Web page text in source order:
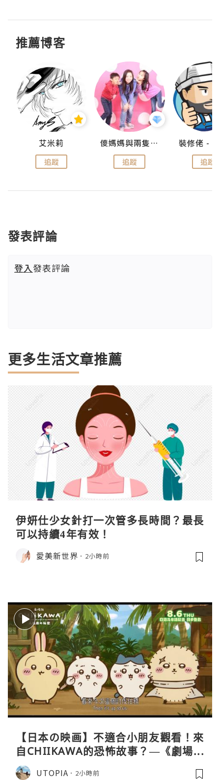
推薦博客
艾米莉
追蹤
儍媽媽與兩隻小魔怪之家
追蹤 追蹤
發表評論
登入發表評論
更多生活文章推薦
伊妍仕少女針打一次管多長時間？最長
可以持續4年有效！
愛美新世界 2小時前
【日本の映画】不適合小朋友觀看！來
自CHIIKAWA的恐怖故事？—《劇場版
CHIIKAWA 人魚島的秘密》
UTOPIA 2小時前